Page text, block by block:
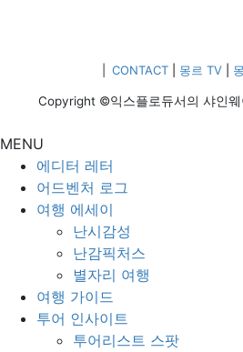
CONTACT 몽르 TV
Copyright ©익스플로듀서의 샤인
MENU
에디터 레터
어드벤처 로그
여행 에세이
난시감성
난감픽처스
별자리 여행
여행 가이드
투어 인사이트
투어리스트 스팟